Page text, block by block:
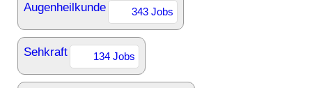
Augenheilkunde 343 Jobs
Sehkraft 134 Jobs